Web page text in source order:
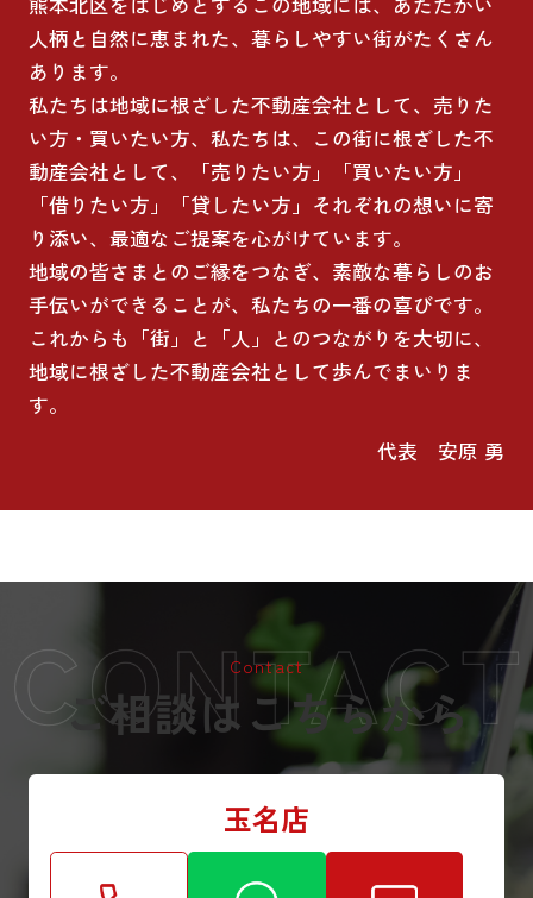
人柄と自然に恵まれた、暮らしやすい街がたくさん
あります。
私たちは地域に根ざした不動産会社として、売りた
い方・買いたい方、私たちは、この街に根ざした不
動産会社として、「売りたい方」「買いたい方」
「借りたい方」「貸したい方」それぞれの想いに寄
り添い、最適なご提案を心がけています。
地域の皆さまとのご縁をつなぎ、素敵な暮らしのお
手伝いができることが、私たちの一番の喜びです。
これからも「街」と「人」とのつながりを大切に、
地域に根ざした不動産会社として歩んでまいりま
す。
代表 安原 勇
Contact
ご相談はこちらから
玉名店